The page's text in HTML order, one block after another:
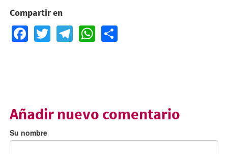
Compartir en
Facebook
TwitterTelegram
WhatsApp
Share
Añadir nuevo comentario
Su nombre